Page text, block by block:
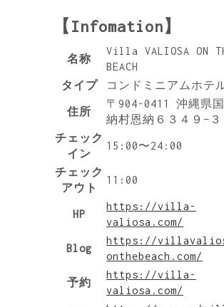
【Infomation】
名称
Villa VALIOSA ON
BEACH
タイプ
コンドミニアムホテ
住所
〒904-0411 沖縄県
納村恩納６３４９−３
チェック
イン
15:00〜24:00
チェック
アウト
11:00
HP
https://villa-
valiosa.com/
Blog
https://
onthebeach.com/
予約
https://villa-
valiosa.com/